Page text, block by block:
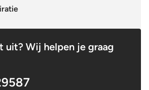
uit? Wij helpen je graag